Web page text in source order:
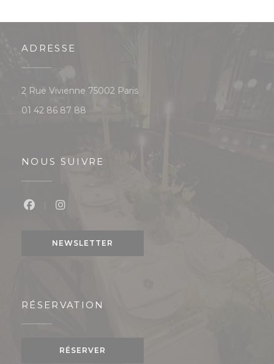
ADRESSE
2 Rue Vivienne 75002 Paris((ouvre une nouvelle fenêtre))
01 42 86 87 88
NOUS SUIVRE
NEWSLETTER
RÉSERVATION
RÉSERVER